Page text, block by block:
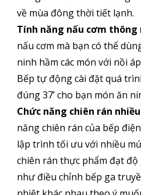
về mùa đông thời tiết lạnh.
Tính năng nấu cơm thông
nấu cơm mà bạn có thể
ninh hầm các món với nồi
Bếp tự động cài đặt quá
đúng 37’ cho bạn món ăn
Chức năng chiên rán
năng chiên rán của bếp
lập trình tối ưu với nhiều
chiên rán thực phẩm đạt độ
như điều chỉnh bếp ga